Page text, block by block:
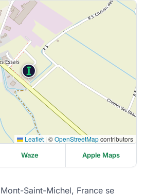
Saint-Michel, France se
Leaflet | ©OpenStreetMapcontributors
Waze Apple Maps